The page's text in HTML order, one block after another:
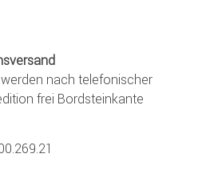
nach telefonischer
frei Bordsteinkante